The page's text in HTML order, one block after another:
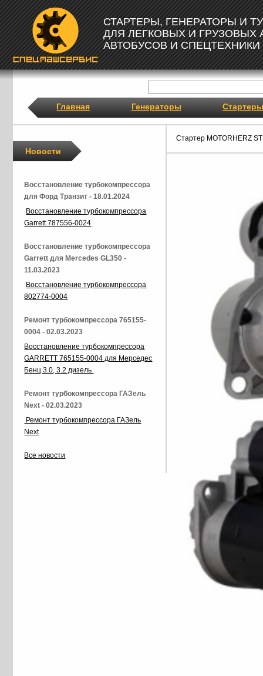
СТАРТЕРЫ, ГЕНЕРАТОРЫ И
ДЛЯ ЛЕГКОВЫХ И ГРУЗОВЫХ
АВТОБУСОВ И СПЕЦТЕХНИКИ
Главная Генераторы Стартеры
Стартер MOTORHERZ
Новости
Восстановление турбокомпрессора
для Форд Транзит - 18.01.2024
Восстановление турбокомпрессора
Garrett 787556-0024
Восстановление турбокомпрессора
Garrett для Mercedes GL350 -
11.03.2023
Восстановление турбокомпрессора
802774-0004
Ремонт турбокомпрессора 765155-
0004 - 02.03.2023
Восстановление турбокомпрессора
GARRETT 765155-0004 для Мерседес
Бенц 3.0, 3.2 дизель
Ремонт турбокомпрессора ГАЗель
Next - 02.03.2023
Ремонт турбокомпрессора ГАЗель
Next
Все новости